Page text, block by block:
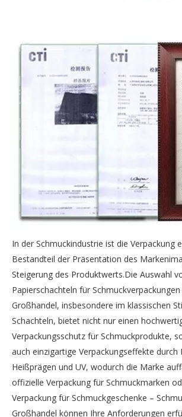
In der Schmuckindustrie ist die Verpackung
Bestandteil der Präsentation des
Steigerung des Produktwerts.Die Auswahl
Papierschachteln für
Großhandel, insbesondere im klassischen
Schachteln, bietet nicht nur einen
Verpackungsschutz für Schmuckprodukte,
auch einzigartige Verpackungseffekte durch
Heißprägen und UV, wodurch die Marke
offizielle Verpackung für Schmuckmarken
Verpackung für Schmuckgeschenke –
Großhandel können Ihre Anforderungen